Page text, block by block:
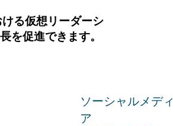
る仮想リーダーシ
を促進できます。
ソーシャルメディ
ア